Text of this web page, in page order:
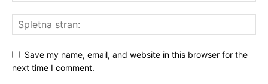
Save my name, email, and website in this browser for the
next time I comment.